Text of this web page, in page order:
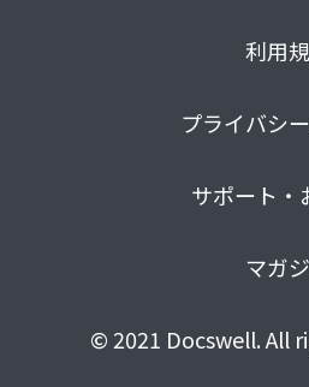
利用
プライバシ
サポート・
マガ
© 2021 Docswell. All